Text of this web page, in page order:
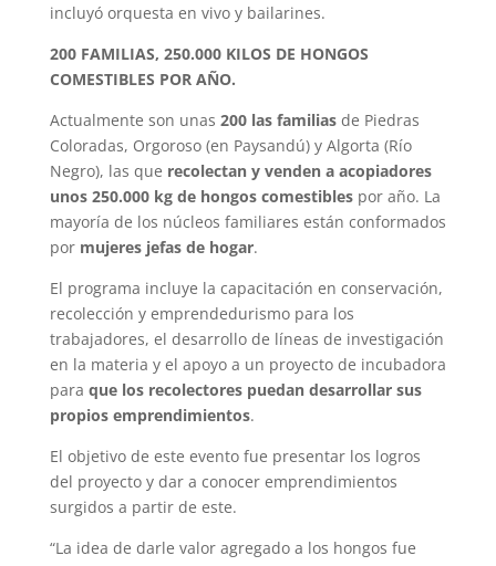
incluyó orquesta en vivo y bailarines.
200 FAMILIAS, 250.000 KILOS DE HONGOS
COMESTIBLES POR AÑO.
Actualmente son unas 200 las familiasde Piedras
Coloradas, Orgoroso (en Paysandú) y Algorta (Río
Negro), las que recolectan y venden a acopiadores
unos 250.000 kg de hongos comestiblespor año. La
mayoría de los núcleos familiares están conformados
por mujeres jefas de hogar.
El programa incluye la capacitación en conservación,
recolección y emprendedurismo para los
trabajadores, el desarrollo de líneas de investigación
en la materia y el apoyo a un proyecto de incubadora
para que los recolectores puedan desarrollar sus
propios emprendimientos.
El objetivo de este evento fue presentar los logros
del proyecto y dar a conocer emprendimientos
surgidos a partir de este.
“La idea de darle valor agregado a los hongos fue